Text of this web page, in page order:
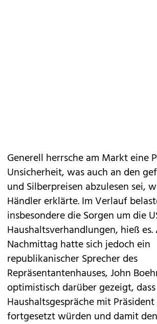
Generell herrsche am Markt eine
Unsicherheit, was auch an den
und Silberpreisen abzulesen sei,
Händler erklärte. Im Verlauf
insbesondere die Sorgen um die
Haushaltsverhandlungen, hieß es.
Nachmittag hatte sich jedoch ein
republikanischer Sprecher des
Repräsentantenhauses, John
optimistisch darüber gezeigt,
Haushaltsgespräche mit
fortgesetzt würden und damit